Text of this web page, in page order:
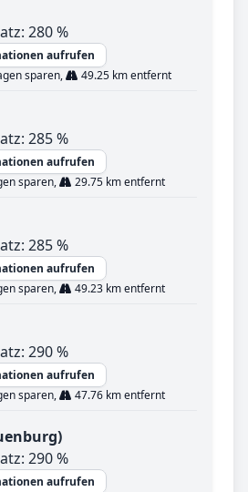
280 %
aufrufen
sparen,
49.25 km entfernt
285 %
aufrufen
sparen,
29.75 km entfernt
285 %
aufrufen
sparen,
49.23 km entfernt
290 %
aufrufen
sparen,
47.76 km entfernt
290 %
aufrufen